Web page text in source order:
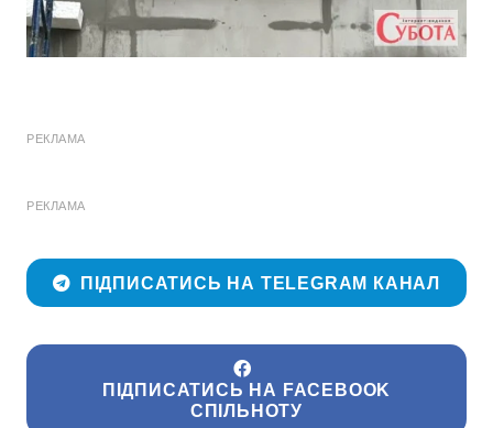
РЕКЛАМА
РЕКЛАМА
ПІДПИСАТИСЬ НА TELEGRAM КАНАЛ
ПІДПИСАТИСЬ НА FACEBOOK
СПІЛЬНОТУ